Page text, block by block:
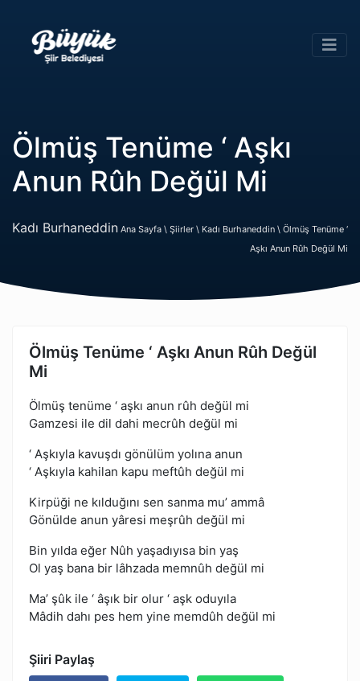
Ölmüş Tenüme ‘ Aşkı
Anun Rûh Değül Mi
Kadı Burhaneddin Ana Sayfa \ Şiirler \ Kadı Burhaneddin \ Ölmüş Tenüme ‘
Aşkı Anun Rûh Değül Mi
Ölmüş Tenüme ‘ Aşkı Anun Rûh Değül
Mi
Ölmüş tenüme ‘ aşkı anun rûh değül mi
Gamzesi ile dil dahi mecrûh değül mi
‘ Aşkıyla kavuşdı gönülüm yolına anun
‘ Aşkıyla kahilan kapu meftûh değül mi
Kirpüği ne kılduğını sen sanma mu’ ammâ
Gönülde anun yâresi meşrûh değül mi
Bin yılda eğer Nûh yaşadıyısa bin yaş
Ol yaş bana bir lâhzada memnûh değül mi
Ma’ şûk ile ‘ âşık bir olur ‘ aşk oduyıla
Mâdih dahı pes hem yine memdûh değül mi
Şiiri Paylaş